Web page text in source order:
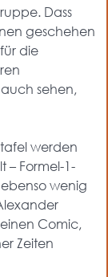
Dass
geschehen
die
sehen,
werden
– Formel-1-
wenig
Comic,
Zeiten